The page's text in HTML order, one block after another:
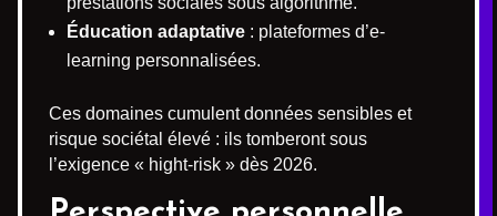
Éducation adaptative : plateformes d’e-
learning personnalisées.
Ces domaines cumulent données sensibles et
risque sociétal élevé : ils tomberont sous
l’exigence « hight-risk » dès 2026.